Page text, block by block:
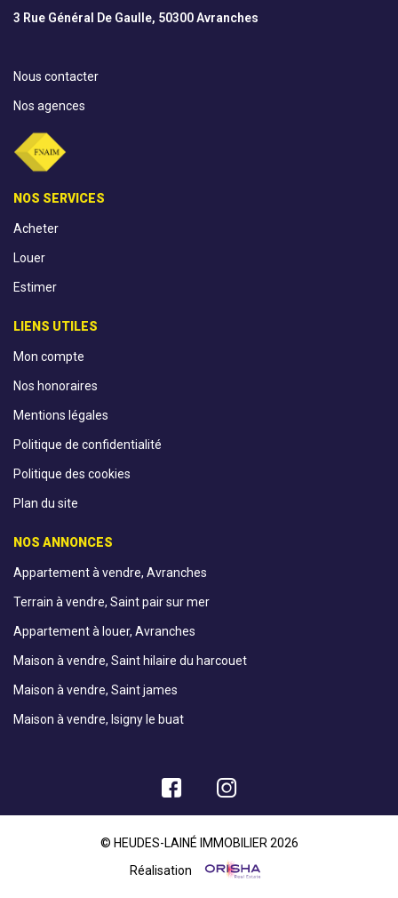
3 Rue Général De Gaulle, 50300 Avranches
Nous contacter
Nos agences
NOS SERVICES
Acheter
Louer
Estimer
LIENS UTILES
Mon compte
Nos honoraires
Mentions légales
Politique de confidentialité
Politique des cookies
Plan du site
NOS ANNONCES
Appartement à vendre, Avranches
Terrain à vendre, Saint pair sur mer
Appartement à louer, Avranches
Maison à vendre, Saint hilaire du harcouet
Maison à vendre, Saint james
Maison à vendre, Isigny le buat
© HEUDES-LAINÉ IMMOBILIER 2026
Réalisation